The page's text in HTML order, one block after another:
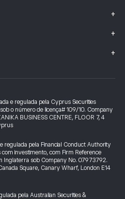
+
+
+
e regulada pela Cyprus Securities
o número de licença# 109/10. Company
BUSINESS CENTRE, FLOOR 7, 4
regulada pela Financial Conduct Authority
com investimento, com Firm Reference
Inglaterra sob Company No. 07973792.
Square, Canary Wharf, London E14
pela Australian Securities &